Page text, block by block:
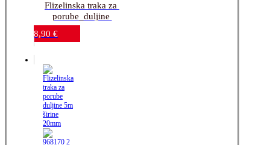
Flizelinska traka za
porube_duljine
5m_širine 75mm
8,90 €